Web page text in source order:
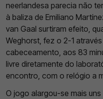
neerlandesa parecia não
à baliza de Emiliano
van Gaal surtiram efeito,
Weghorst, fez o 2-1
cabeceamento, aos 83
livre diretamente do
encontro, com o relógio a
O jogo alargou-se mais